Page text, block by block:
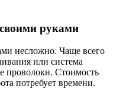
руками
несложно. Чаще всего
или система
проволоки. Стоимость
потребует времени.